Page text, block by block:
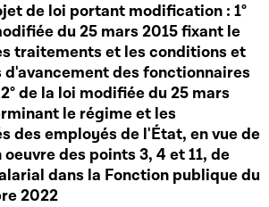
de loi portant modification : 1°
du 25 mars 2015 fixant le
traitements et les conditions et
des fonctionnaires
de la loi modifiée du 25 mars
le régime et les
des employés de l'État, en vue de
oeuvre des points 3, 4 et 11, de
dans la Fonction publique du
2022